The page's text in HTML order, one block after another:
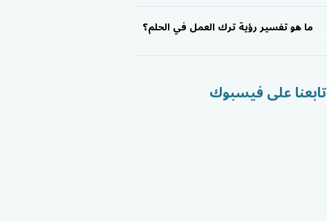
ما هو تفسير رؤية ترك العمل في الحلم؟
تابعنا على فيسبوك